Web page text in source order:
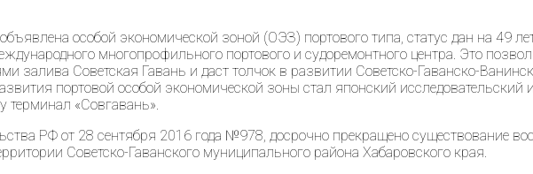
особой экономической зоной (ОЭЗ) портового типа, статус дан на 49
многопрофильного портового и судоремонтного центра. Это
Советская Гавань и даст толчок в развитии Советско-Гаванско-
портовой особой экономической зоны стал японский исследовательский
терминал «Совгавань».
РФ от 28 сентября 2016 года №978, досрочно прекращено существование
Советско-Гаванского муниципального района Хабаровского края.